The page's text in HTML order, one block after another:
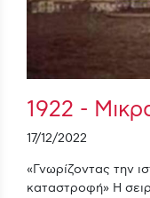
1922 -
17/12/2022
«Γνωρίζοντας την
καταστροφή» Η